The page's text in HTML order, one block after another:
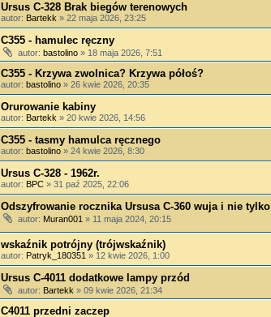
Ursus C-328 Brak biegów terenowych
autor: Bartekk » 22 maja 2026, 23:25
C355 - hamulec ręczny
autor: bastolino » 18 maja 2026, 7:51
C355 - Krzywa zwolnica? Krzywa półoś?
autor: bastolino » 26 kwie 2026, 20:35
Orurowanie kabiny
autor: Bartekk » 20 kwie 2026, 14:56
C355 - tasmy hamulca ręcznego
autor: bastolino » 24 kwie 2026, 8:30
Ursus C-328 - 1962r.
autor: BPC » 31 paź 2025, 22:06
Odszyfrowanie rocznika Ursusa C-360 wuja i nie tylko
autor: Muran001 » 11 maja 2024, 20:15
wskaźnik potrójny (trójwskaźnik)
autor: Patryk_180351 » 12 kwie 2026, 1:00
Ursus C-4011 dodatkowe lampy przód
autor: Bartekk » 09 kwie 2026, 21:34
C4011 przedni zaczep